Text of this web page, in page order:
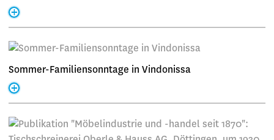
Sommer-Familiensonntage in Vindonissa